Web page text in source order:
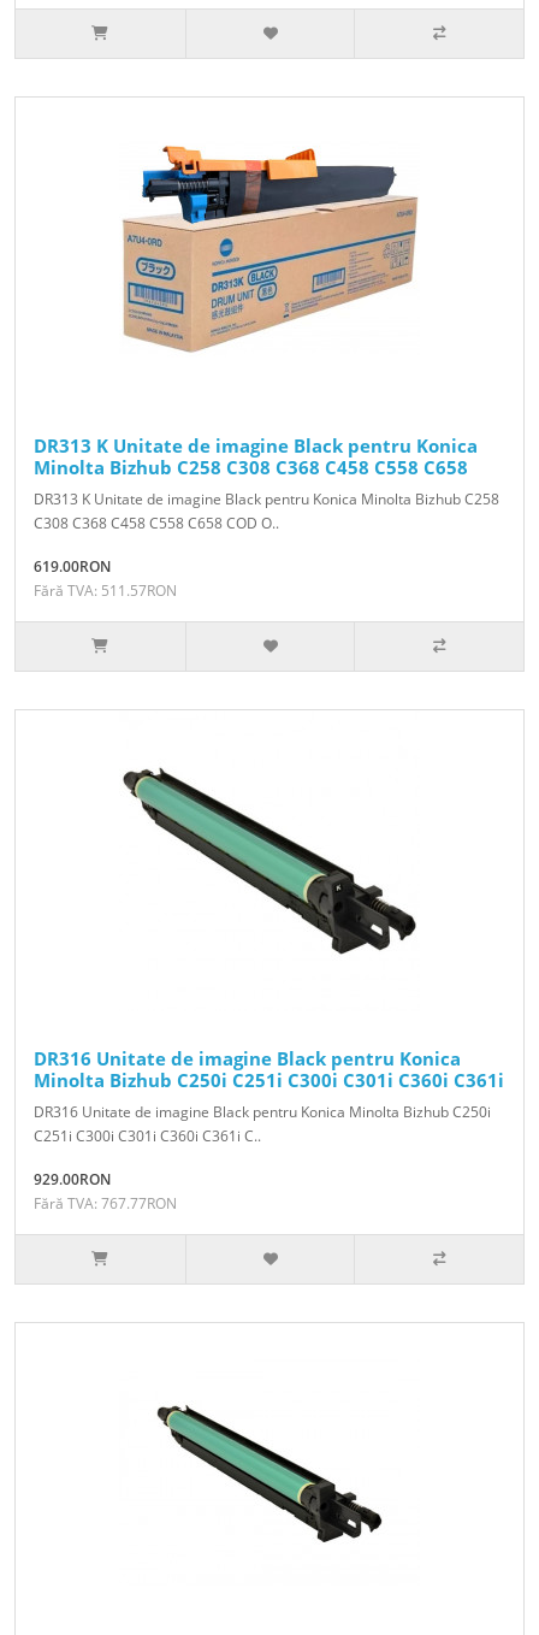
DR313 K Unitate de imagine Black pentru Konica
Minolta Bizhub C258 C308 C368 C458 C558 C658
DR313 K Unitate de imagine Black pentru Konica Minolta Bizhub C258
C308 C368 C458 C558 C658 COD O..
619.00RON
Fără TVA: 511.57RON
DR316 Unitate de imagine Black pentru Konica
Minolta Bizhub C250i C251i C300i C301i C360i C361i
DR316 Unitate de imagine Black pentru Konica Minolta Bizhub C250i
C251i C300i C301i C360i C361i C..
929.00RON
Fără TVA: 767.77RON